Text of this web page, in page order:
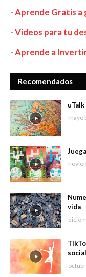
-Aprende Gratis a
-Videos para tu
-Aprende a
Recomendados
mayo
vida
social